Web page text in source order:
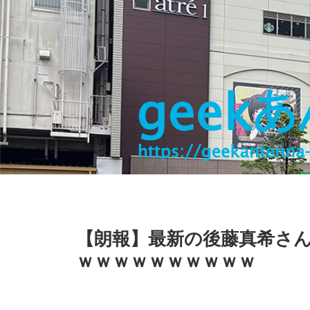
【朗報】最新の後藤真希さ
ｗｗｗｗｗｗｗｗｗｗ